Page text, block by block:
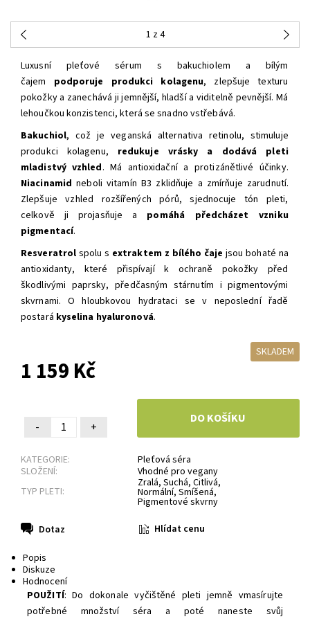
1 z 4
Luxusní pleťové sérum s bakuchiolem a bílým
čajem podporuje produkci kolagenu, zlepšuje texturu
pokožky a zanechává ji jemnější, hladší a viditelně pevnější. Má
lehoučkou konzistenci, která se snadno vstřebává.
Bakuchiol, což je veganská alternativa retinolu, stimuluje
produkci kolagenu, redukuje vrásky a dodává pleti
mladistvý vzhled. Má antioxidační a protizánětlivé účinky.
Niacinamid neboli vitamín B3 zklidňuje a zmírňuje zarudnutí.
Zlepšuje vzhled rozšířených pórů, sjednocuje tón pleti,
celkově ji projasňuje a pomáhá předcházet vzniku
pigmentací.
Resveratrol spolu s extraktem z bílého čaje jsou bohaté na
antioxidanty, které přispívají k ochraně pokožky před
škodlivými paprsky, předčasným stárnutím i pigmentovými
skvrnami. O hloubkovou hydrataci se v neposlední řadě
postará kyselina hyaluronová.
SKLADEM
1 159 Kč
- +
KATEGORIE:
Pleťová séra
SLOŽENÍ:
Vhodné pro vegany
TYP PLETI:
Zralá, Suchá, Citlivá,
Normální, Smíšená,
Pigmentové skvrny
Dotaz
Hlídat cenu
Popis
Diskuze
Hodnocení
POUŽITÍ: Do dokonale vyčištěné pleti jemně vmasírujte
potřebné množství séra a poté naneste svůj